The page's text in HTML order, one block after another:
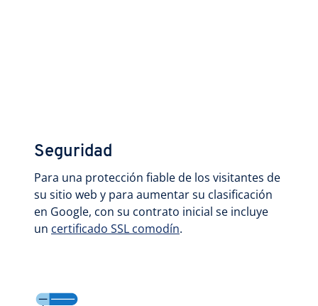
Seguridad
Para una protección fiable de los visitantes de
su sitio web y para aumentar su clasificación
en Google, con su contrato inicial se incluye
un certificado SSL comodín.